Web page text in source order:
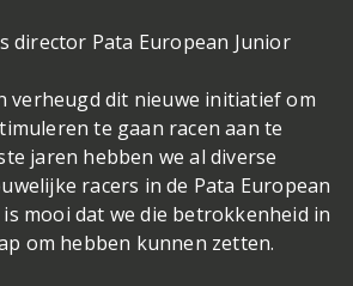
director Pata European Junior
verheugd dit nieuwe initiatief om
te gaan racen aan te
jaren hebben we al diverse
racers in de Pata European
mooi dat we die betrokkenheid in
om hebben kunnen zetten.